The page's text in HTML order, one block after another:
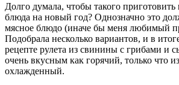
Долго думала, чтобы такого приготовить
блюда на новый год? Однозначно это
мясное блюдо (иначе бы меня любимый
Подобрала несколько вариантов, и в
рецепте рулета из свинины с грибами и
очень вкусным как горячий, только что
охлажденный.